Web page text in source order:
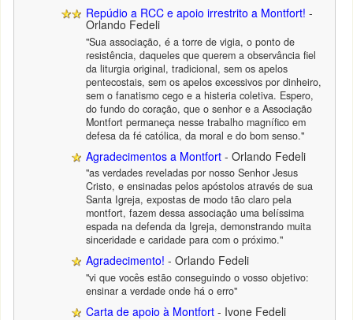
Repúdio a RCC e apoio irrestrito a Montfort! -
Orlando Fedeli
"Sua associação, é a torre de vigia, o ponto de
resistência, daqueles que querem a observância fiel
da liturgia original, tradicional, sem os apelos
pentecostais, sem os apelos excessivos por dinheiro,
sem o fanatismo cego e a histeria coletiva. Espero,
do fundo do coração, que o senhor e a Associação
Montfort permaneça nesse trabalho magnífico em
defesa da fé católica, da moral e do bom senso."
Agradecimentos a Montfort - Orlando Fedeli
"as verdades reveladas por nosso Senhor Jesus
Cristo, e ensinadas pelos apóstolos através de sua
Santa Igreja, expostas de modo tão claro pela
montfort, fazem dessa associação uma belíssima
espada na defenda da Igreja, demonstrando muita
sinceridade e caridade para com o próximo."
Agradecimento! - Orlando Fedeli
"vi que vocês estão conseguindo o vosso objetivo:
ensinar a verdade onde há o erro"
Carta de apoio à Montfort - Ivone Fedeli